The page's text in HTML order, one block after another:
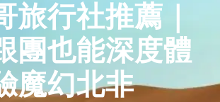
旅行社推薦｜
團也能深度體
魔幻北非